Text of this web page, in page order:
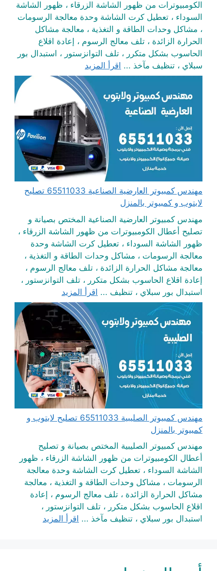
الكومبيوترات من ظهور الشاشة الزرقاء ، ظهور الشاشة
السوداء ، تعطيل كرت الشاشة وحدة معالجة الرسومات
، مشاكل وحدات الطاقة و التغذية ، معالجة مشاكل
الحرارة الزائدة ، تلف معالج الرسوم ، إعادة اقلاع
الحاسوب بشكل متكرر ، تلف التوانزستور ، استبدال بور
سبلاي ، تنظيف مآخذ ... اقرأ المزيد
مهندس كمبيوتر العارضية الصناعية 65511033 تصليح
لابتوب و كمبيوتر بالمنزل
مهندس كمبيوتر العارضية الصناعية المختص بصيانة و
تصليح أعطال الكومبيوترات من ظهور الشاشة الزرقاء ،
ظهور الشاشة السوداء ، تعطيل كرت الشاشة وحدة
معالجة الرسومات ، مشاكل وحدات الطاقة و التغذية ،
معالجة مشاكل الحرارة الزائدة ، تلف معالج الرسوم ،
إعادة اقلاع الحاسوب بشكل متكرر ، تلف التوانزستور ،
استبدال بور سبلاي ، تنظيف ... اقرأ المزيد
مهندس كمبيوتر الصليبية 65511033 تصليح لابتوب و
كمبيوتر بالمنزل
مهندس كمبيوتر الصليبية المختص بصيانة و تصليح
أعطال الكومبيوترات من ظهور الشاشة الزرقاء ، ظهور
الشاشة السوداء ، تعطيل كرت الشاشة وحدة معالجة
الرسومات ، مشاكل وحدات الطاقة و التغذية ، معالجة
مشاكل الحرارة الزائدة ، تلف معالج الرسوم ، إعادة
اقلاع الحاسوب بشكل متكرر ، تلف التوانزستور ،
استبدال بور سبلاي ، تنظيف مآخذ ... اقرأ المزيد